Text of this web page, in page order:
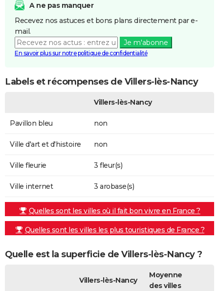
A ne pas manquer
Recevez nos astuces et bons plans directement par e-
mail.
Je m'abonne
En savoir plus sur notre politique de confidentialité
Labels et récompenses de Villers-lès-Nancy
Villers-lès-Nancy
Pavillon bleu non
Ville d'art et d'histoire non
Ville fleurie 3 fleur(s)
Ville internet 3 arobase(s)
Quelles sont les villes où il fait bon vivre en France ?
Quelles sont les villes les plus touristiques de France ?
Quelle est la superficie de Villers-lès-Nancy ?
Villers-lès-Nancy
Moyenne
des villes